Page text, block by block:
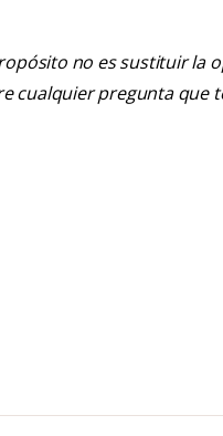
no es sustituir la
cualquier pregunta que